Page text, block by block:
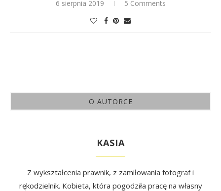
6 sierpnia 2019 5 Comments
O AUTORCE
KASIA
Z wykształcenia prawnik, z zamiłowania fotograf i
rękodzielnik. Kobieta, która pogodziła pracę na własny